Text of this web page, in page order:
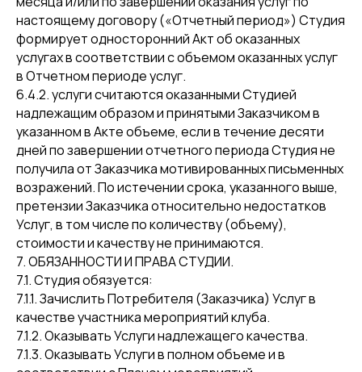
настоящему договору («Отчетный период») Студия
формирует односторонний Акт об оказанных
услугах в соответствии с объемом оказанных услуг
в Отчетном периоде услуг.
6.4.2. услуги считаются оказанными Студией
надлежащим образом и принятыми Заказчиком в
указанном в Акте объеме, если в течение десяти
дней по завершении отчетного периода Студия не
получила от Заказчика мотивированных письменных
возражений. По истечении срока, указанного выше,
претензии Заказчика относительно недостатков
Услуг, в том числе по количеству (объему),
стоимости и качеству не принимаются.
7. ОБЯЗАННОСТИ И ПРАВА СТУДИИ.
7.1. Студия обязуется:
7.1.1. Зачислить Потребителя (Заказчика) Услуг в
качестве участника мероприятий клуба.
7.1.2. Оказывать Услуги надлежащего качества.
7.1.3. Оказывать Услуги в полном объеме и в